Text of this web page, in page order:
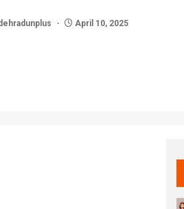
April 10, 2025